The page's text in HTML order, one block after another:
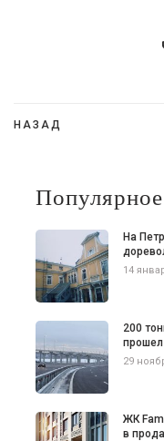
Навигация
записям
НАЗАД
Популярное
На
14
200
29
ЖК
в